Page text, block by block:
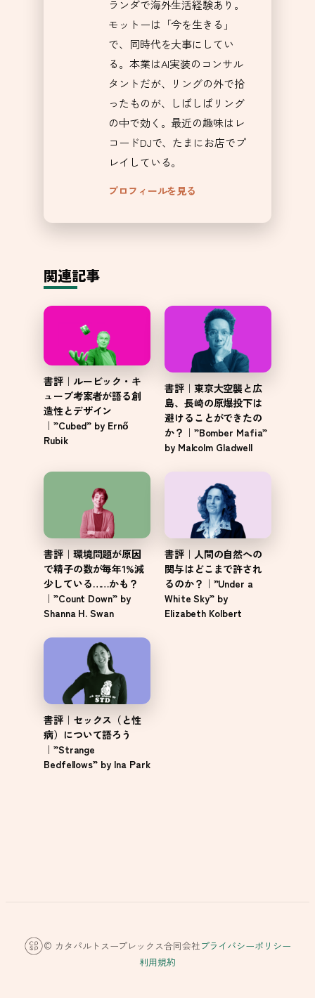
ランダで海外生活経験あり。
モットーは「今を生きる」
で、同時代を大事にしてい
る。本業はAI実装のコンサル
タントだが、リングの外で拾
ったものが、しばしばリング
の中で効く。最近の趣味はレ
コードDJで、たまにお店でプ
レイしている。
プロフィールを見る
関連記事
書評｜ルービック・キ
ューブ考案者が語る創
造性とデザイン
｜”Cubed” by Ernő
Rubik
書評｜東京大空襲と広
島、長崎の原爆投下は
避けることができたの
か？｜”Bomber Mafia”
by Malcolm Gladwell
書評｜環境問題が原因
で精子の数が毎年1%減
少している……かも？
｜”Count Down” by
Shanna H. Swan
書評｜人間の自然への
関与はどこまで許され
るのか？｜”Under a
White Sky” by
Elizabeth Kolbert
書評｜セックス（と性
病）について語ろう
｜”Strange
Bedfellows” by Ina Park
© カタパルトスープレックス合同会社プライバシーポリシー
利用規約